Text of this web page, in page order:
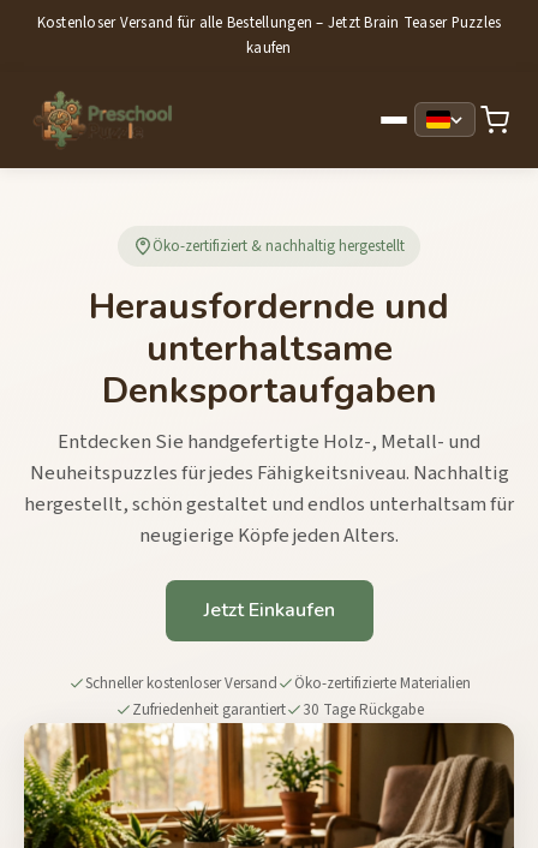
Kostenloser Versand für alle Bestellungen – Jetzt Brain Teaser Puzzles
kaufen
Öko-zertifiziert & nachhaltig hergestellt
Herausfordernde und
unterhaltsame
Denksportaufgaben
Entdecken Sie handgefertigte Holz-, Metall- und
Neuheitspuzzles für jedes Fähigkeitsniveau. Nachhaltig
hergestellt, schön gestaltet und endlos unterhaltsam für
neugierige Köpfe jeden Alters.
Jetzt Einkaufen
Schneller kostenloser Versand
Öko-zertifizierte Materialien
Zufriedenheit garantiert
30 Tage Rückgabe